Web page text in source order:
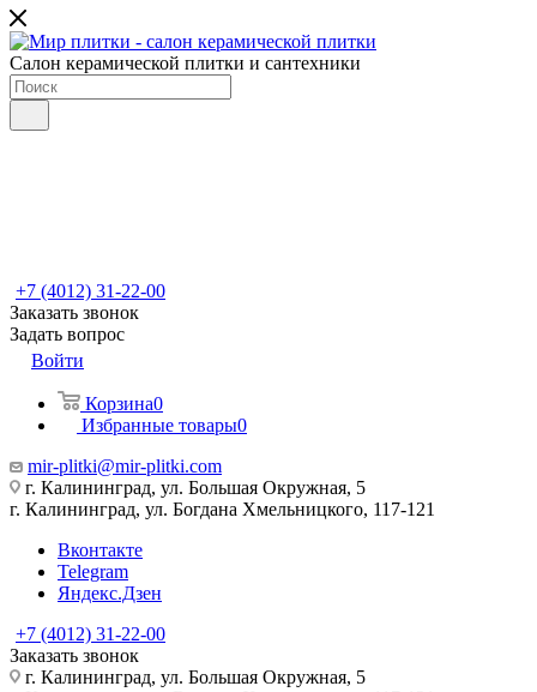
Салон керамической плитки и сантехники
+7 (4012) 31-22-00
Заказать звонок
Задать вопрос
Войти
Корзина0
Избранные товары0
mir-plitki@mir-plitki.com
г. Калининград, ул. Большая Окружная, 5
г. Калининград, ул. Богдана Хмельницкого, 117-121
Вконтакте
Telegram
Яндекс.Дзен
+7 (4012) 31-22-00
Заказать звонок
г. Калининград, ул. Большая Окружная, 5